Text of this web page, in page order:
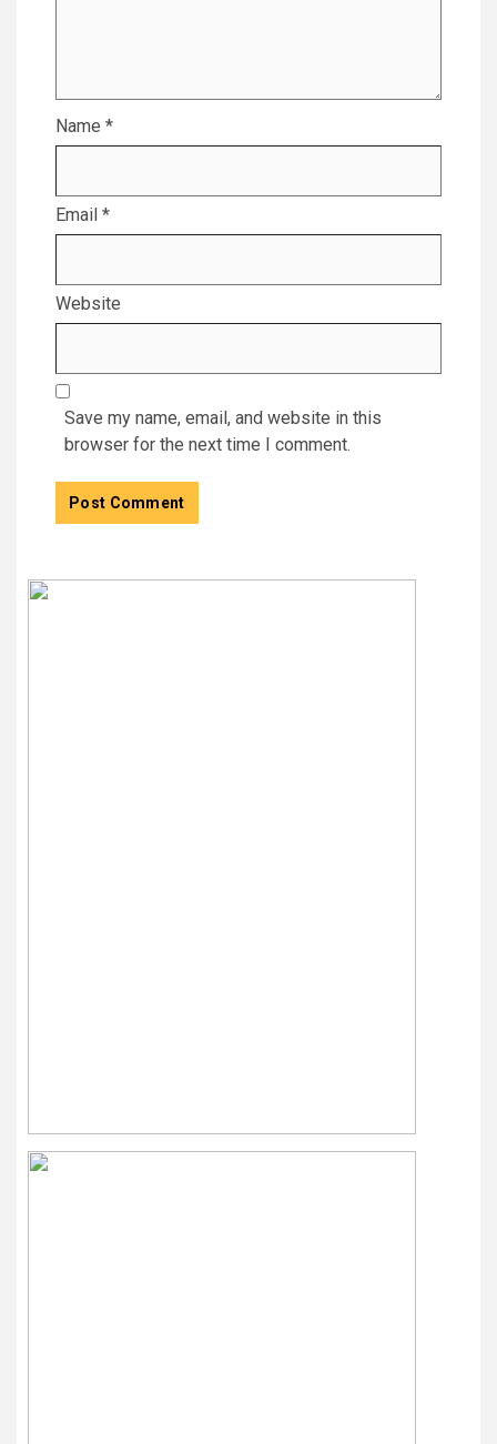
Name *
Email *
Website
Save my name, email, and website in this
browser for the next time I comment.